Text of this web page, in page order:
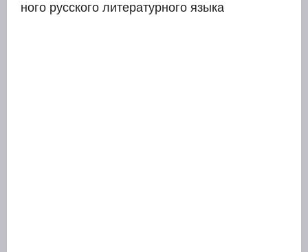
но­го рус­ско­го лите­ра­тур­но­го язы­ка